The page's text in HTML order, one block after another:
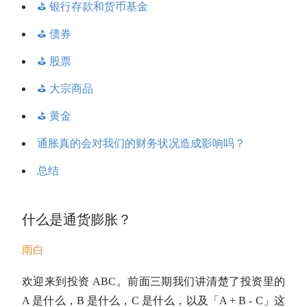
⛳️ 银行存款和货币基金
⛳️ 债券
⛳️ 股票
⛳️ 大宗商品
⛳️ 黄金
通胀真的会对我们的财务状况造成影响吗？
总结
什么是通货膨胀？
雨白
欢迎来到投资 ABC。前面三期我们讲清楚了投资里的
A 是什么，B 是什么，C 是什么，以及「A + B - C」这